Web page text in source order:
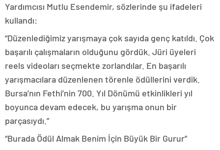
Yardımcısı Mutlu Esendemir, sözlerinde şu ifadeleri
kullandı:
“Düzenlediğimiz yarışmaya çok sayıda genç katıldı. Çok
başarılı çalışmaların olduğunu gördük. Jüri üyeleri
reels videoları seçmekte zorlandılar. En başarılı
yarışmacılara düzenlenen törenle ödüllerini verdik.
Bursa’nın Fethi’nin 700. Yıl Dönümü etkinlikleri yıl
boyunca devam edecek, bu yarışma onun bir
parçasıydı.”
“Burada Ödül Almak Benim İçin Büyük Bir Gurur”